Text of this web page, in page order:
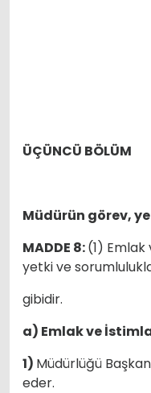
ÜÇÜNCÜ BÖLÜM
Müdürün görev,
MADDE 8:(1)
yetki ve
gibidir.
a) Emlak ve
1) Müdürlüğü
eder.